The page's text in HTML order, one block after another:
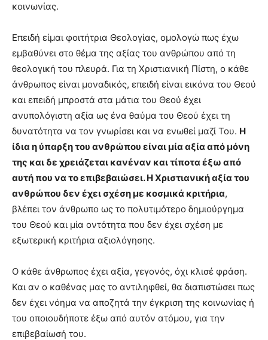
κοινωνίας.
Επειδή είμαι φοιτήτρια Θεολογίας, ομολογώ πως έχω
εμβαθύνει στο θέμα της αξίας του ανθρώπου από τη
θεολογική του πλευρά. Για τη Χριστιανική Πίστη, ο κάθε
άνθρωπος είναι μοναδικός, επειδή είναι εικόνα του Θεού
και επειδή μπροστά στα μάτια του Θεού έχει
ανυπολόγιστη αξία ως ένα θαύμα του Θεού έχει τη
δυνατότητα να τον γνωρίσει και να ενωθεί μαζί Του. Η
ίδια η ύπαρξη του ανθρώπου είναι μία αξία από μόνη
της και δε χρειάζεται κανέναν και τίποτα έξω από
αυτή που να το επιβεβαιώσει. Η Χριστιανική αξία του
ανθρώπου δεν έχει σχέση με κοσμικά κριτήρια,
βλέπει τον άνθρωπο ως το πολυτιμότερο δημιούργημα
του Θεού και μία οντότητα που δεν έχει σχέση με
εξωτερική κριτήρια αξιολόγησης.
Ο κάθε άνθρωπος έχει αξία, γεγονός, όχι κλισέ φράση.
Και αν ο καθένας μας το αντιληφθεί, θα διαπιστώσει πως
δεν έχει νόημα να αποζητά την έγκριση της κοινωνίας ή
του οποιουδήποτε έξω από αυτόν ατόμου, για την
επιβεβαίωσή του.